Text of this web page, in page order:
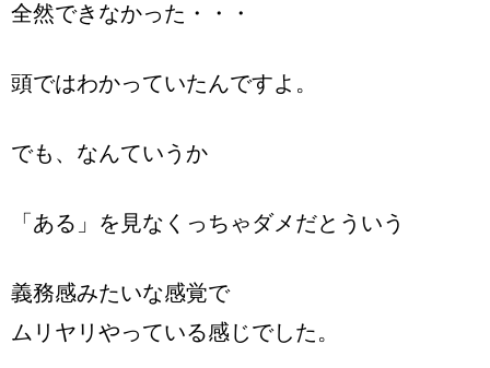
全然できなかった・・・
頭ではわかっていたんですよ。
でも、なんていうか
「ある」を見なくっちゃダメだとういう
義務感みたいな感覚で
ムリヤリやっている感じでした。